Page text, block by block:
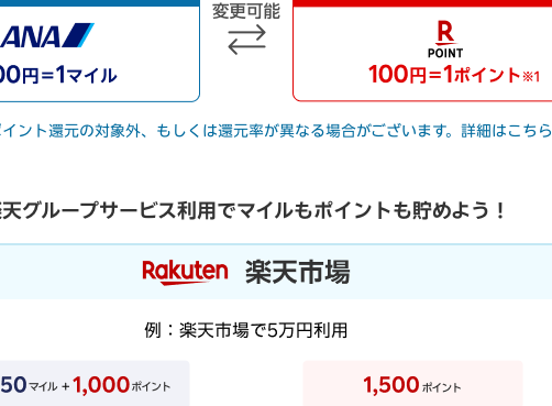
ント還元の対象外、もしくは還元率が異なる場合がございます。詳細はこちら
グループサービス利用でマイルもポイントも貯めよう！